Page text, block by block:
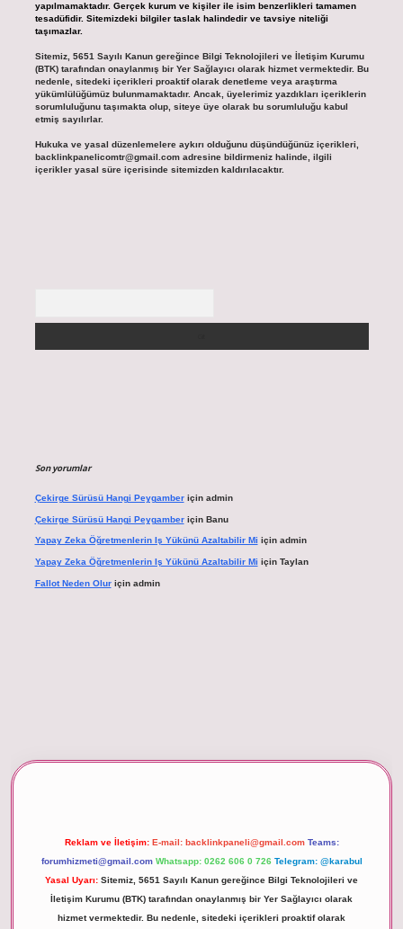
yapılmamaktadır. Gerçek kurum ve kişiler ile isim benzerlikleri tamamen
tesadüfidir. Sitemizdeki bilgiler taslak halindedir ve tavsiye niteliği
taşımazlar.
Sitemiz, 5651 Sayılı Kanun gereğince Bilgi Teknolojileri ve İletişim Kurumu
(BTK) tarafından onaylanmış bir Yer Sağlayıcı olarak hizmet vermektedir. Bu
nedenle, sitedeki içerikleri proaktif olarak denetleme veya araştırma
yükümlülüğümüz bulunmamaktadır. Ancak, üyelerimiz yazdıkları içeriklerin
sorumluluğunu taşımakta olup, siteye üye olarak bu sorumluluğu kabul
etmiş sayılırlar.
Hukuka ve yasal düzenlemelere aykırı olduğunu düşündüğünüz içerikleri,
backlinkpanelicomtr@gmail.comadresine bildirmeniz halinde, ilgili
içerikler yasal süre içerisinde sitemizden kaldırılacaktır.
Son yorumlar
Çekirge Sürüsü Hangi Peygamberiçin admin
Çekirge Sürüsü Hangi Peygamberiçin Banu
Yapay Zeka Öğretmenlerin Iş Yükünü Azaltabilir Mi için admin
Yapay Zeka Öğretmenlerin Iş Yükünü Azaltabilir Mi için Taylan
Fallot Neden Oluriçin admin
Reklam ve İletişim: E-mail: backlinkpaneli@gmail.com Teams:
forumhizmeti@gmail.com Whatsapp: 0262 606 0 726 Telegram: @karabul
Yasal Uyarı: Sitemiz, 5651 Sayılı Kanun gereğince Bilgi Teknolojileri ve
İletişim Kurumu (BTK) tarafından onaylanmış bir Yer Sağlayıcı olarak
hizmet vermektedir. Bu nedenle, sitedeki içerikleri proaktif olarak